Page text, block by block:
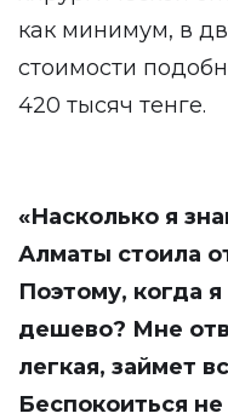
как минимум, в
стоимости
420 тысяч тенге.
«Насколько я
Алматы стоила
Поэтому, когда
дешево? Мне
легкая, займет
Беспокоиться